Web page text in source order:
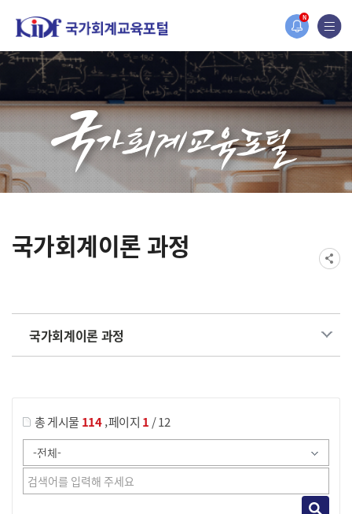
N
홈페이지가 새롭게 개편되었습니다.
한국조세재정연구원홈페이지가 새롭게 개설되었습니다.
국가회계이론 과정
국가회계이론 과정
총 게시물 114,페이지 1 / 12